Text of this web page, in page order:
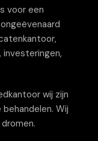
voor een
wij zijn
Wij